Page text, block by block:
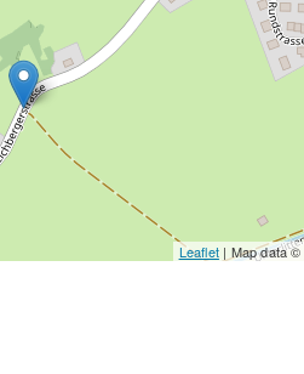
Leaflet| Map data ©